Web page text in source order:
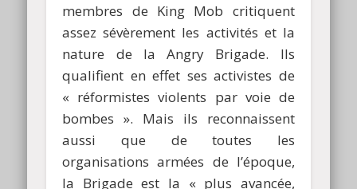
membres de King Mob critiquent
assez sévèrement les activités et la
nature de la Angry Brigade. Ils
qualifient en effet ses activistes de
« réformistes violents par voie de
bombes ». Mais ils reconnaissent
aussi que de toutes les
organisations armées de l’époque,
la Brigade est la « plus avancée,